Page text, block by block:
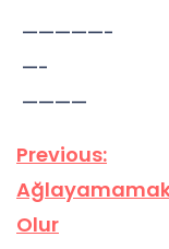
—————-
—-
————
Yazı
gezinmesi
Previous:
Olur